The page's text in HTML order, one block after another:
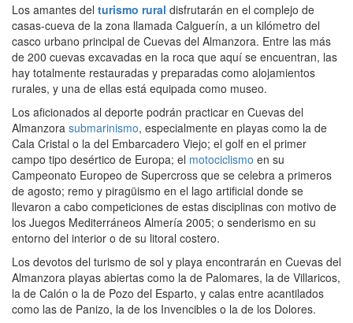
Los amantes del turismo rural disfrutarán en el complejo de
casas-cueva de la zona llamada Calguerín, a un kilómetro del
casco urbano principal de Cuevas del Almanzora. Entre las más
de 200 cuevas excavadas en la roca que aquí se encuentran, las
hay totalmente restauradas y preparadas como alojamientos
rurales, y una de ellas está equipada como museo.
Los aficionados al deporte podrán practicar en Cuevas del
Almanzora submarinismo, especialmente en playas como la de
Cala Cristal o la del Embarcadero Viejo; el golf en el primer
campo tipo desértico de Europa; el motociclismo en su
Campeonato Europeo de Supercross que se celebra a primeros
de agosto; remo y piragüismo en el lago artificial donde se
llevaron a cabo competiciones de estas disciplinas con motivo de
los Juegos Mediterráneos Almería 2005; o senderismo en su
entorno del interior o de su litoral costero.
Los devotos del turismo de sol y playa encontrarán en Cuevas del
Almanzora playas abiertas como la de Palomares, la de Villaricos,
la de Calón o la de Pozo del Esparto, y calas entre acantilados
como las de Panizo, la de los Invencibles o la de los Dolores.